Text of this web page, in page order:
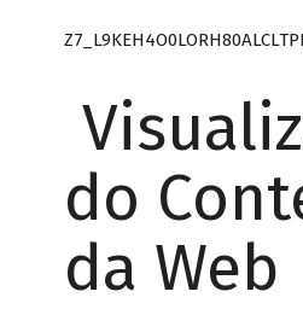
do
da Web